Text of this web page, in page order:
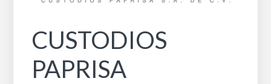
CUSTODIOS
PAPRISA